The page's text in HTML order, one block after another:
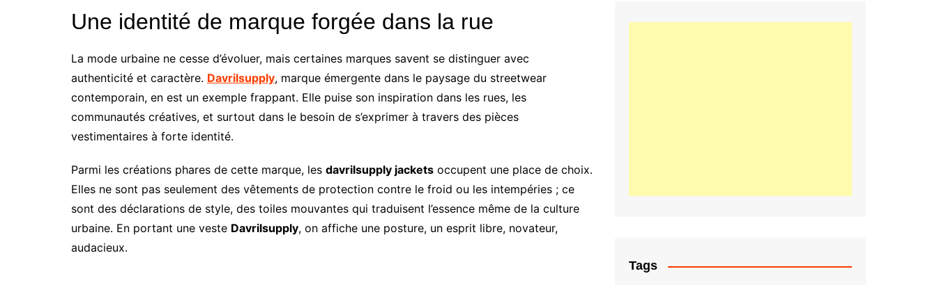
Une identité de marque forgée dans la rue
La mode urbaine ne cesse d’évoluer, mais certaines marques savent se distinguer avec
authenticité et caractère. Davrilsupply, marque émergente dans le paysage du streetwear
contemporain, en est un exemple frappant. Elle puise son inspiration dans les rues, les
communautés créatives, et surtout dans le besoin de s’exprimer à travers des pièces
vestimentaires à forte identité.
Parmi les créations phares de cette marque, les davrilsupply jackets occupent une place de choix.
Elles ne sont pas seulement des vêtements de protection contre le froid ou les intempéries ; ce
sont des déclarations de style, des toiles mouvantes qui traduisent l’essence même de la culture
urbaine. En portant une veste Davrilsupply, on affiche une posture, un esprit libre, novateur,
audacieux.
Tags